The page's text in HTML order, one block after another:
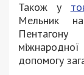
Також у
Мельник
допомогу